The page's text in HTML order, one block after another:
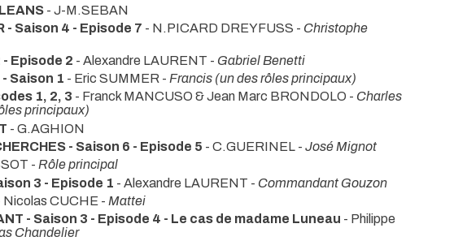
- J-M.SEBAN
- Saison 4 - Episode 7 - N.PICARD DREYFUSS - Christophe
- Episode 2 - Alexandre LAURENT - Gabriel Benetti
- Saison 1 - Eric SUMMER - Francis (un des rôles principaux)
1, 2, 3 - Franck MANCUSO & Jean Marc BRONDOLO - Charles
principaux)
- G.AGHION
- Saison 6 - Episode 5 - C.GUERINEL - José Mignot
- Rôle principal
3 - Episode 1 - Alexandre LAURENT - Commandant Gouzon
Nicolas CUCHE - Mattei
- Saison 3 - Episode 4 - Le cas de madame Luneau - Philippe
Chandelier